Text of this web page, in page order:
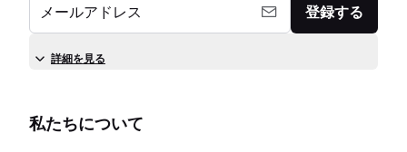
メールアドレス 登録する
詳細を見る
私たちについて